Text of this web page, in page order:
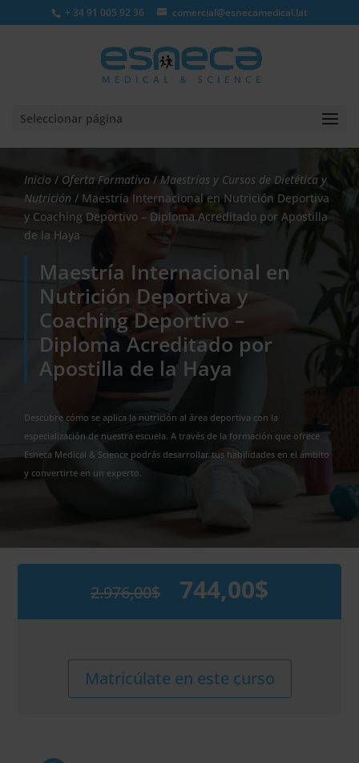
+ 34 91 005 92 36 comercial@esnecamedical.lat
Seleccionar página
Inicio / Oferta Formativa /Maestrías y Cursos de Dietética y
Nutrición / Maestría Internacional en Nutrición Deportiva
y Coaching Deportivo – Diploma Acreditado por Apostilla
de la Haya
Maestría Internacional en
Nutrición Deportiva y
Coaching Deportivo –
Diploma Acreditado por
Apostilla de la Haya
Descubre cómo se aplica la nutrición al área deportiva con la
especialización de nuestra escuela. A través de la formación que ofrece
Esneca Medical & Science podrás desarrollar tus habilidades en el ámbito
y convertirte en un experto.
2.976,00$
2.976,00$.
744,00$
744,00$.
Internacional
Matricúlate en este curso